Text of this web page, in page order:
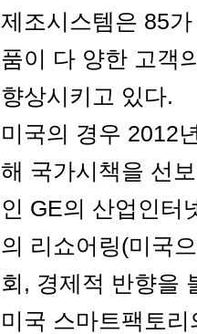
제조시스템은 85
품이 다 양한 고객
향상시키고 있다.
미국의 경우 2012
해 국가시책을 선
인 GE의 산업인터
의 리쇼어링(미국
회, 경제적 반향을
미국 스마트팩토